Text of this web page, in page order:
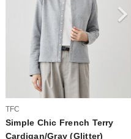
TFC
Simple Chic French Terry
Cardigan/Gray (Glitter)